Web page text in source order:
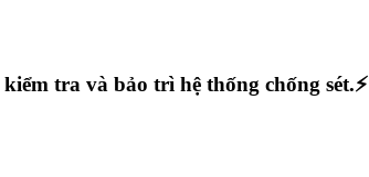
tra và bảo trì hệ thống chống sét.⚡